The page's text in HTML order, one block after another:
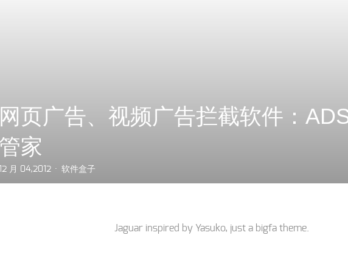
网页广告、视频广告拦截软件：
管家
12 月 04,2012 软件盒子
Jaguar inspired by Yasuko, just a bigfa theme.